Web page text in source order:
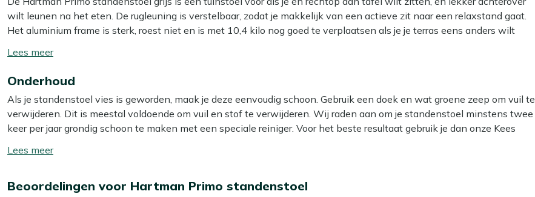
wilt leunen na het eten. De rugleuning is verstelbaar, zodat je makkelijk van een actieve zit naar een relaxstand gaat.
Het aluminium frame is sterk, roest niet en is met 10,4 kilo nog goed te verplaatsen als je je terras eens anders wilt
natafelen. Omdat je de stoel kunt inklappen, berg je ’m snel en compact op als je extra ruimte nodig hebt.
Eigenschappen
Verstelbare rugleuning:je schakelt zo van rechtop eten naar relaxed achterover
Inklapbaar frame:je klapt de stoel snel dicht en zet ’m gemakkelijk weg
Outdoor textiel zitting:
Toon/verberg
meer
Onderhoud
Als je standenstoel vies is geworden, maak je deze eenvoudig schoon. Gebruik een doek en wat groene zeep om vuil te
verwijderen. Dit is meestal voldoende om vuil en stof te verwijderen. Wij raden aan om je standenstoel minstens twee
keer per jaar grondig schoon te maken met een speciale reiniger. Voor het beste resultaat gebruik je dan onze Kees
het materiaal beschadigen.
Extra bescherming
Toon/verberg
Beoordelingen voor Hartman Primo standenstoel